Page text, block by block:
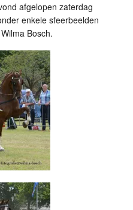
afgelopen zaterdag
enkele sfeerbeelden
Bosch.